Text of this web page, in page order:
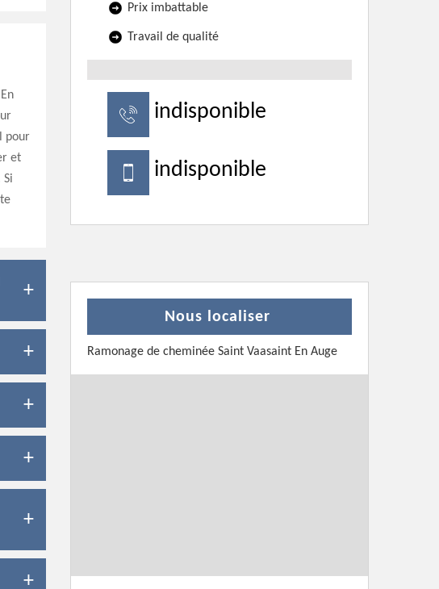
pour
et
Prix imbattable
Travail de qualité
indisponible
indisponible
Nous localiser
Ramonage de cheminée Saint Vaasaint En Auge